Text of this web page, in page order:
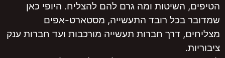
הטיפים, השיטות ומה גרם להם להצליח. היופי כאן
שמדובר בכל רובד התעשייה, מסטארט-אפים
מצליחים, דרך חברות תעשייה מורכבות ועד חברות ענק
ציבוריות.